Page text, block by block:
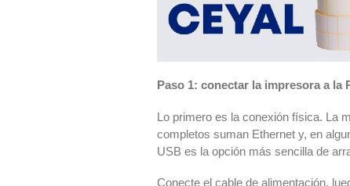
Paso 1: conectar la impresora a la
Lo primero es la conexión física. La
completos suman Ethernet y, en
USB es la opción más sencilla de
Conecte el cable de alimentación,